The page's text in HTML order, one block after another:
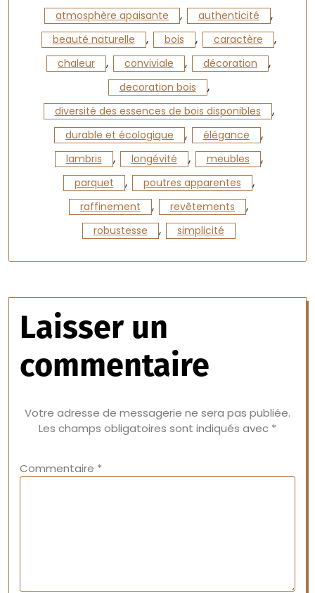
atmosphère apaisante , authenticité ,
beauté naturelle , bois , caractère ,
chaleur , conviviale , décoration ,
decoration bois ,
diversité des essences de bois disponibles ,
durable et écologique , élégance ,
lambris , longévité , meubles ,
parquet , poutres apparentes ,
raffinement , revêtements ,
robustesse , simplicité
Laisser un
commentaire
Votre adresse de messagerie ne sera pas publiée.
Les champs obligatoires sont indiqués avec *
Commentaire *